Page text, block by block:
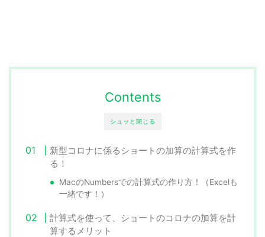
シュッと閉じる
Contents
新型コロナに係るショートの加算の計算式を作
る！
MacのNumbersでの計算式の作り方！（Excelも
一緒です！）
計算式を使って、ショートのコロナの加算を計
算するメリット